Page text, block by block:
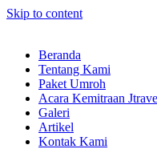
Skip to content
Beranda
Tentang Kami
Paket Umroh
Acara Kemitraan
Galeri
Artikel
Kontak Kami